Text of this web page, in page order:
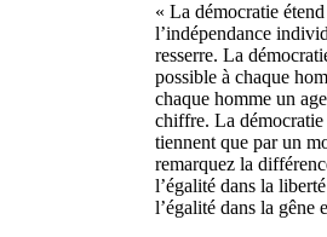
« La démocratie
l’indépendance
resserre. La
possible à chaque
chaque homme un
chiffre. La démocratie
tiennent que par un
remarquez la
l’égalité dans la
l’égalité dans la gêne